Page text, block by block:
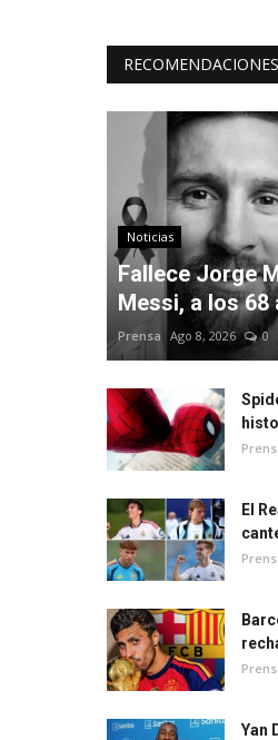
RECOMENDACIONES
Noticias
Fallece Jorge
Messi, a los 68
Prensa Ago 8, 2026 0
El
Yan